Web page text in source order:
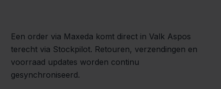
Een order via Maxeda komt direct in Valk Aspos
terecht via Stockpilot. Retouren, verzendingen en
voorraad updates worden continu
gesynchroniseerd.